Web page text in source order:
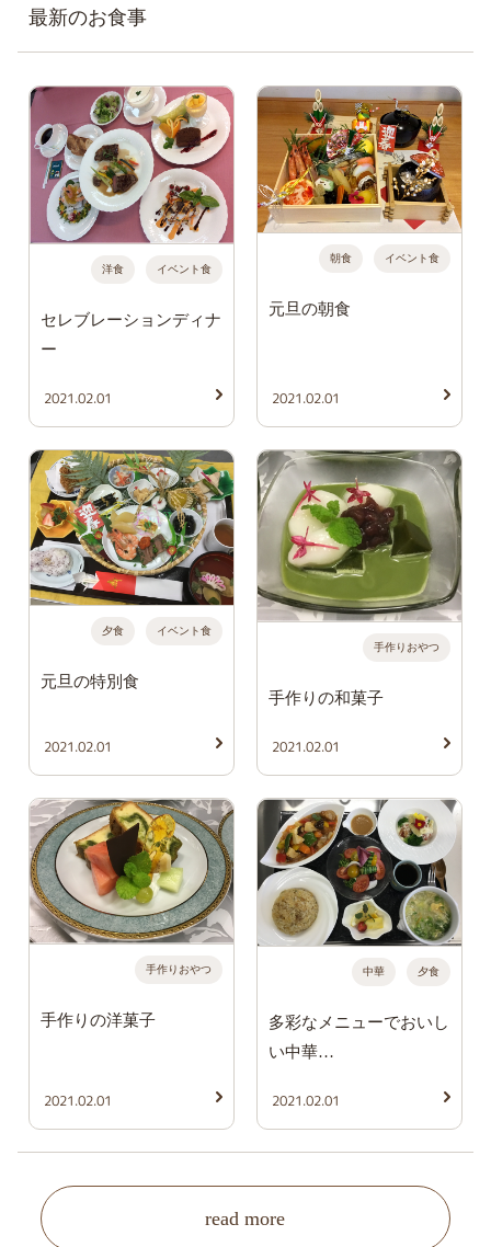
最新のお食事
洋食 イベント食
セレブレーションディナ
ー
2021.02.01
朝食 イベント食
元旦の朝食
2021.02.01
夕食 イベント食
元旦の特別食
2021.02.01
手作りおやつ
手作りの和菓子
2021.02.01
手作りおやつ
手作りの洋菓子
2021.02.01
中華 夕食
多彩なメニューでおいし
い中華…
2021.02.01
read more